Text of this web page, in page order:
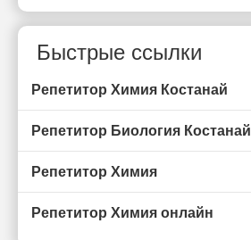
Быстрые ссылки
Репетитор Химия Костанай
Репетитор Биология Костанай
Репетитор Химия
Репетитор Химия онлайн